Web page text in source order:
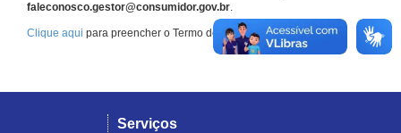
faleconosco.gestor@consumidor.gov.br.
Clique aqui para preencher o Termo de Adesão.
Serviços